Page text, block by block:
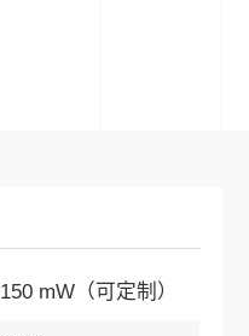
150 mW（可定制）